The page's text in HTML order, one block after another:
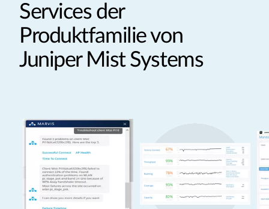
Services der
Produktfamilie von
Juniper Mist Systems